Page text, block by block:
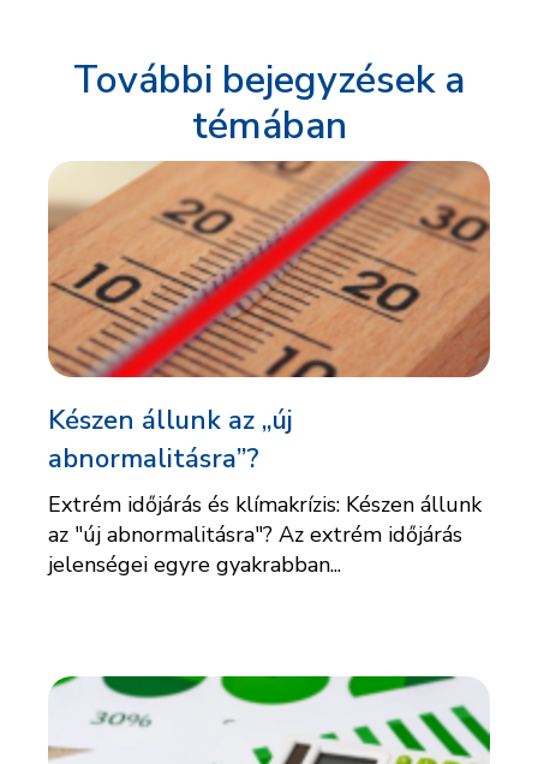
További bejegyzések a
témában
Készen állunk az „új
abnormalitásra”?
Extrém időjárás és klímakrízis: Készen állunk
az "új abnormalitásra"? Az extrém időjárás
jelenségei egyre gyakrabban...